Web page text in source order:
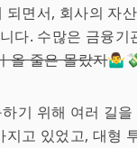
면서, 회사의 자
다. 수많은 금융기
올 줄은 몰랐지
기 위해 여러 길
고 있었고, 대형